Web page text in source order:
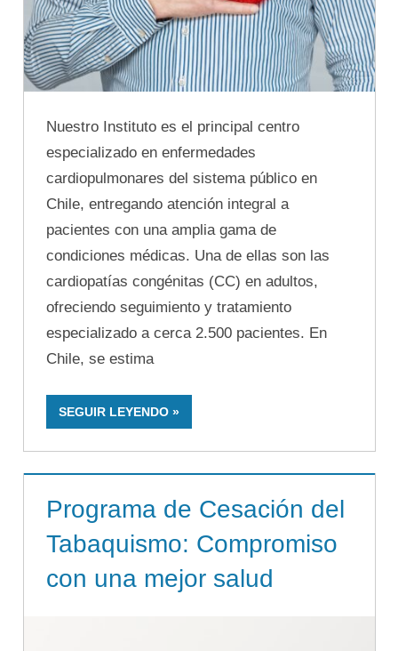
Nuestro Instituto es el principal centro
especializado en enfermedades
cardiopulmonares del sistema público en
Chile, entregando atención integral a
pacientes con una amplia gama de
condiciones médicas. Una de ellas son las
cardiopatías congénitas (CC) en adultos,
ofreciendo seguimiento y tratamiento
especializado a cerca 2.500 pacientes. En
Chile, se estima
SEGUIR LEYENDO
Programa de Cesación del
Tabaquismo: Compromiso
con una mejor salud